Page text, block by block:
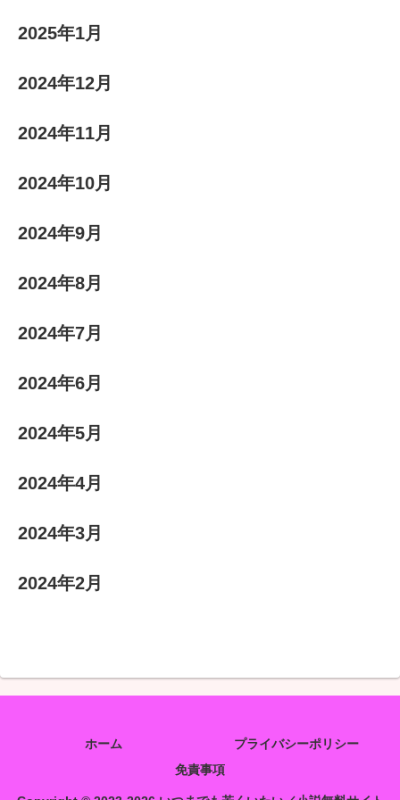
2025年1月
2024年12月
2024年11月
2024年10月
2024年9月
2024年8月
2024年7月
2024年6月
2024年5月
2024年4月
2024年3月
2024年2月
ホーム
プライバシーポリシー
免責事項